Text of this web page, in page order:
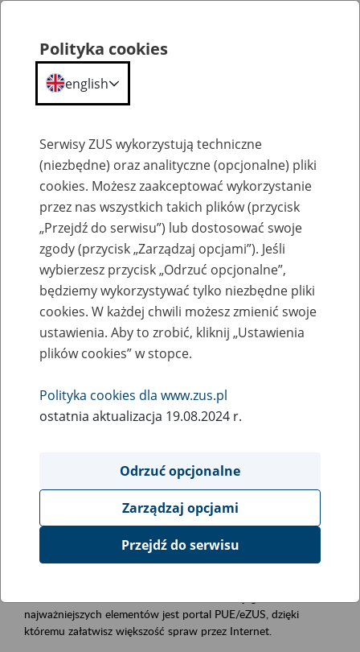
Szkolenia
Zaproś ZUS do siebie - zakładanie profili
eZUS w siedzibie Twojej firmy
Rodzaj wydarzenia
Szkolenia
obsługa klientów
Event description
Platforma Usług Elektronicznych ZUS eZUS
najważniejszych elementów jest portal PUE/eZUS, dzięki
któremu załatwisz większość spraw przez Internet.
Polityka cookies
english
Serwisy ZUS wykorzystują techniczne
(niezbędne) oraz analityczne (opcjonalne) pliki
cookies. Możesz zaakceptować wykorzystanie
przez nas wszystkich takich plików (przycisk
„Przejdź do serwisu”) lub dostosować swoje
zgody (przycisk „Zarządzaj opcjami”). Jeśli
wybierzesz przycisk „Odrzuć opcjonalne”,
będziemy wykorzystywać tylko niezbędne pliki
cookies. W każdej chwili możesz zmienić swoje
ustawienia. Aby to zrobić, kliknij „Ustawienia
plików cookies” w stopce.
Polityka cookies dla www.zus.pl
ostatnia aktualizacja 19.08.2024 r.
Odrzuć opcjonalne
Zarządzaj opcjami
Przejdź do serwisu